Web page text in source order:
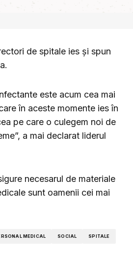
de spitale ies și spun
este acum cea mai
în aceste momente ies în
pe care o culegem noi de
a mai declarat liderul
necesarul de materiale
sunt oamenii cei mai
MEDICAL SOCIAL SPITALE